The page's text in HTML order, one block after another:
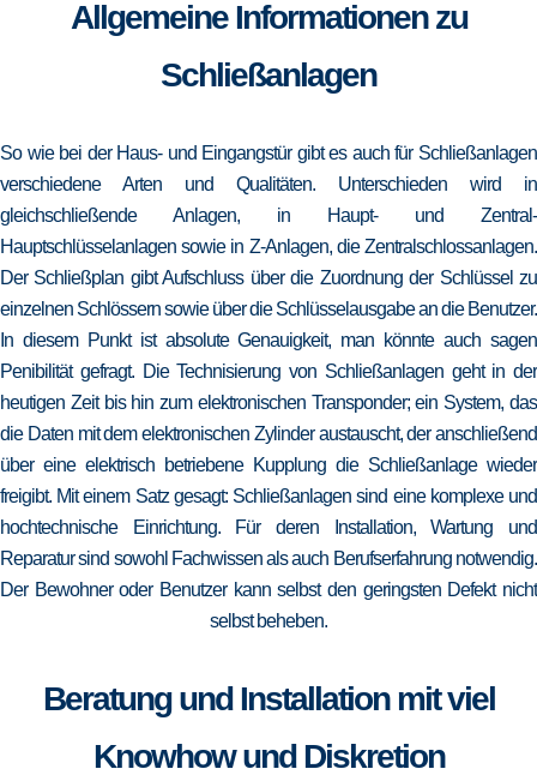
Allgemeine Informationen zu
Schließanlagen
So wie bei der Haus- und Eingangstür gibt es auch für Schließanlagen
verschiedene Arten und Qualitäten. Unterschieden wird in
gleichschließende Anlagen, in Haupt- und Zentral-
Hauptschlüsselanlagen sowie in Z-Anlagen, die Zentralschlossanlagen.
Der Schließplan gibt Aufschluss über die Zuordnung der Schlüssel zu
einzelnen Schlössern sowie über die Schlüsselausgabe an die Benutzer.
In diesem Punkt ist absolute Genauigkeit, man könnte auch sagen
Penibilität gefragt. Die Technisierung von Schließanlagen geht in der
heutigen Zeit bis hin zum elektronischen Transponder; ein System, das
die Daten mit dem elektronischen Zylinder austauscht, der anschließend
über eine elektrisch betriebene Kupplung die Schließanlage wieder
freigibt. Mit einem Satz gesagt: Schließanlagen sind eine komplexe und
hochtechnische Einrichtung. Für deren Installation, Wartung und
Reparatur sind sowohl Fachwissen als auch Berufserfahrung notwendig.
Der Bewohner oder Benutzer kann selbst den geringsten Defekt nicht
selbst beheben.
Beratung und Installation mit viel
Knowhow und Diskretion